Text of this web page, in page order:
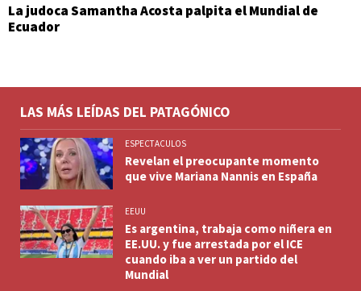
La judoca Samantha Acosta palpita el Mundial de
Ecuador
LAS MÁS LEÍDAS DEL PATAGÓNICO
ESPECTACULOS
Revelan el preocupante momento
que vive Mariana Nannis en España
EEUU
Es argentina, trabaja como niñera en
EE.UU. y fue arrestada por el ICE
cuando iba a ver un partido del
Mundial